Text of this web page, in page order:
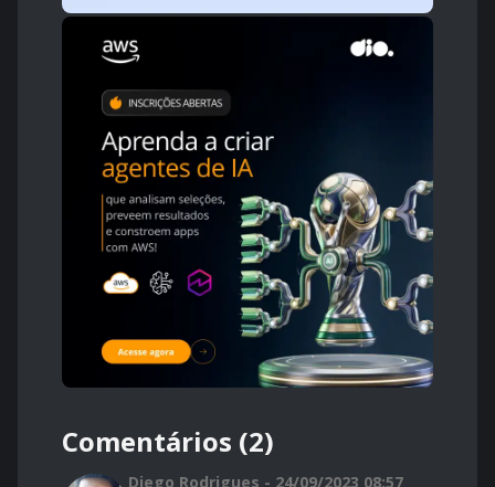
Comentários (2)
Diego Rodrigues - 24/09/2023 08:57